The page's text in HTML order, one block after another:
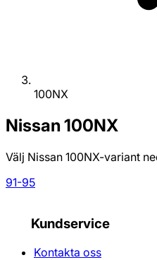
100NX
Nissan100NX
Välj Nissan 100NX-variant
91-95
Kundservice
Kontakta oss